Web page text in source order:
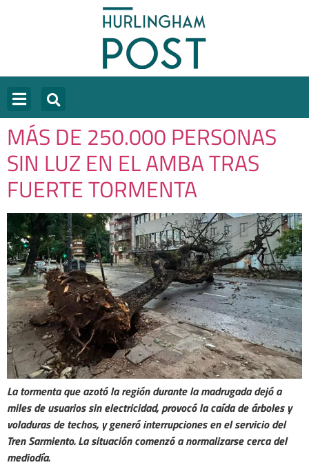
MÁS DE 250.000 PERSONAS
SIN LUZ EN EL AMBA TRAS
FUERTE TORMENTA
La tormenta que azotó la región durante la madrugada dejó a
miles de usuarios sin electricidad, provocó la caída de árboles y
voladuras de techos, y generó interrupciones en el servicio del
Tren Sarmiento. La situación comenzó a normalizarse cerca del
mediodía.